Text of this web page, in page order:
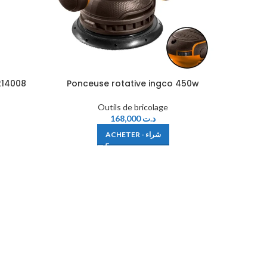
Ponceuse rotative ingco 450w
Outils de bricolage
د.ت168,000
ACHETER - شراء